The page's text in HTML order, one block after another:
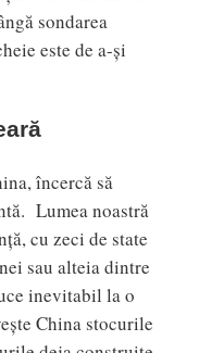
sondarea
este de a-și
încercă să
Lumea noastră
cu zeci de state
sau alteia dintre
inevitabil la o
China stocurile